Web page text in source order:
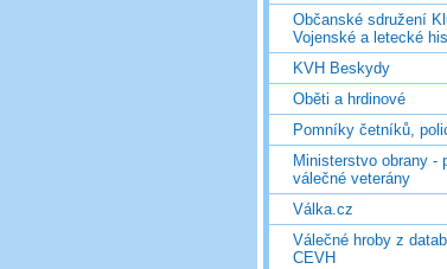
Občanské sdružení
Vojenské a letecké
KVH Beskydy
Oběti a hrdinové
Pomníky četníků,
Ministerstvo obrany -
válečné veterány
Válka.cz
Válečné hroby z
CEVH